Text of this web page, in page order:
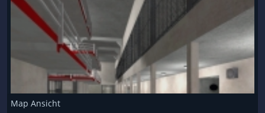
Map Ansicht